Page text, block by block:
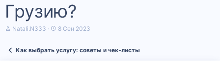
Грузию?
А
Natali.N333
Д
а
8 Сен 2023
Как выбрать услугу: советы и чек‑листы